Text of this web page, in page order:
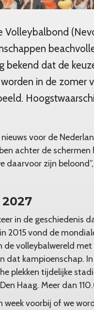
Volleybalbond
bekend dat de
in de zomer
voor de
achter de
daarvoor zijn
2027
in de geschiedenis
2015 vond de
volleybalwereld
dat kampioenschap.
plekken tijdelijke
Haag. Meer dan
week voorbij of we